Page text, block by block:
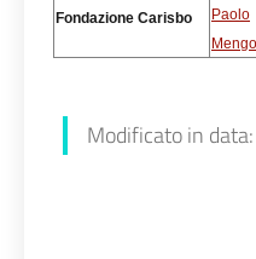
Fondazione Carisbo
Paolo
Modificato in